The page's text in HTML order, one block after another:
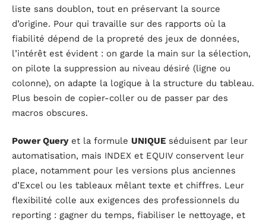
liste sans doublon, tout en préservant la source
d’origine. Pour qui travaille sur des rapports où la
fiabilité dépend de la propreté des jeux de données,
l’intérêt est évident : on garde la main sur la sélection,
on pilote la suppression au niveau désiré (ligne ou
colonne), on adapte la logique à la structure du tableau.
Plus besoin de copier-coller ou de passer par des
macros obscures.
Power Queryet la formule UNIQUE séduisent par leur
automatisation, mais INDEX et EQUIV conservent leur
place, notamment pour les versions plus anciennes
d’Excel ou les tableaux mêlant texte et chiffres. Leur
flexibilité colle aux exigences des professionnels du
reporting : gagner du temps, fiabiliser le nettoyage, et